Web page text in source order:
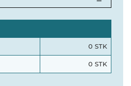
0 STK
0 STK